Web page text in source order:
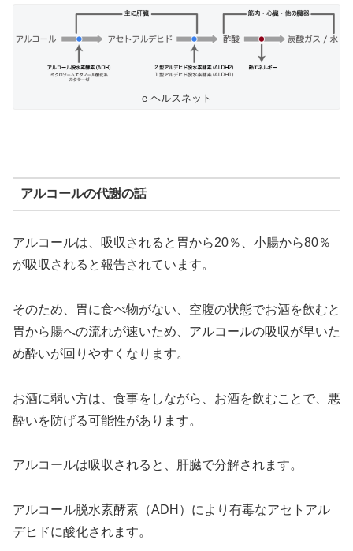
e-ヘルスネット
アルコールの代謝の話
アルコールは、吸収されると胃から20％、小腸から80％
が吸収されると報告されています。
そのため、胃に食べ物がない、空腹の状態でお酒を飲むと
胃から腸への流れが速いため、アルコールの吸収が早いた
め酔いが回りやすくなります。
お酒に弱い方は、食事をしながら、お酒を飲むことで、悪
酔いを防げる可能性があります。
アルコールは吸収されると、肝臓で分解されます。
アルコール脱水素酵素（ADH）により有毒なアセトアル
デヒドに酸化されます。